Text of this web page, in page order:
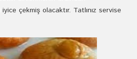
çekmiş olacaktır. Tatlınız servise